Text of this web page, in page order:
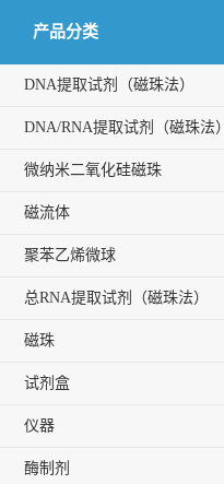
产品分类
DNA提取试剂（磁珠法）
DNA/RNA提取试剂（磁珠法）
微纳米二氧化硅磁珠
磁流体
聚苯乙烯微球
总RNA提取试剂（磁珠法）
磁珠
试剂盒
仪器
酶制剂